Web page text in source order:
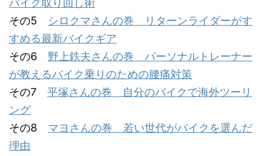
バイク取り回し術
その5 シロクマさんの巻 リターンライダーがす
すめる最新バイクギア
その6 野上鉄夫さんの巻 パーソナルトレーナー
が教えるバイク乗りのための腰痛対策
その7 平塚さんの巻 自分のバイクで海外ツーリ
ング
その8 マヨさんの巻 若い世代がバイクを選んだ
理由